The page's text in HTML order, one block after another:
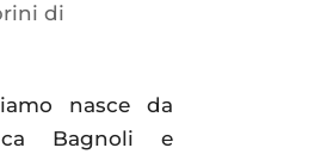
di
nasce da
Bagnoli e